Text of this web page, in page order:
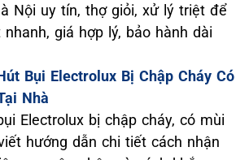
Nội uy tín, thợ giỏi, xử lý triệt để
nhanh, giá hợp lý, bảo hành dài
Bụi Electrolux Bị Chập Cháy Có
Nhà
Electrolux bị chập cháy, có mùi
hướng dẫn chi tiết cách nhận